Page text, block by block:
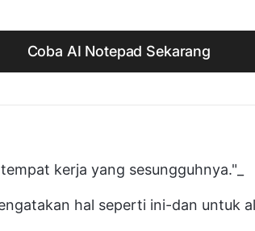
Coba AI Notepad Sekarang
kerja yang sesungguhnya."_
hal seperti ini-dan untuk